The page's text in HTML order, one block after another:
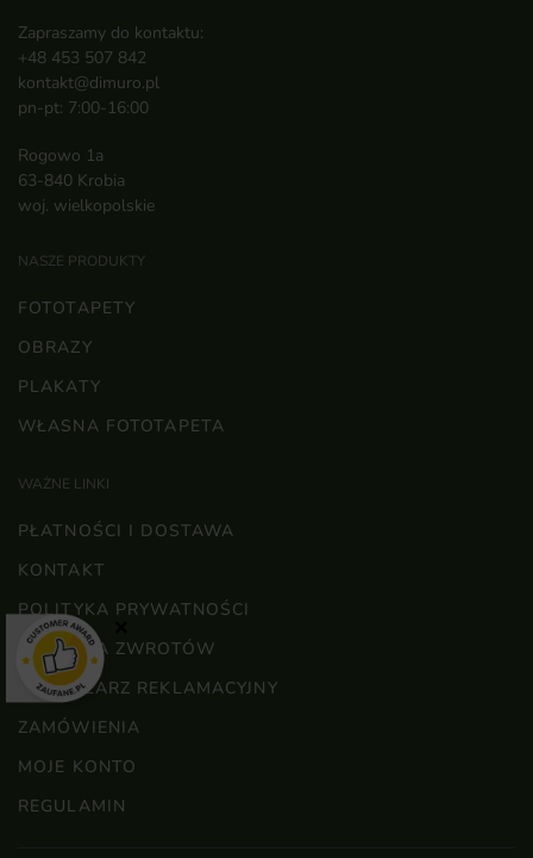
Zapraszamy do kontaktu:
+48 453 507 842
kontakt@dimuro.pl
pn-pt: 7:00-16:00
Rogowo 1a
63-840 Krobia
woj. wielkopolskie
NASZE PRODUKTY
FOTOTAPETY
OBRAZY
PLAKATY
WŁASNA FOTOTAPETA
WAŻNE LINKI
PŁATNOŚCI I DOSTAWA
KONTAKT
POLITYKA PRYWATNOŚCI
POLITYKA ZWROTÓW
FORMULARZ REKLAMACYJNY
ZAMÓWIENIA
MOJE KONTO
REGULAMIN